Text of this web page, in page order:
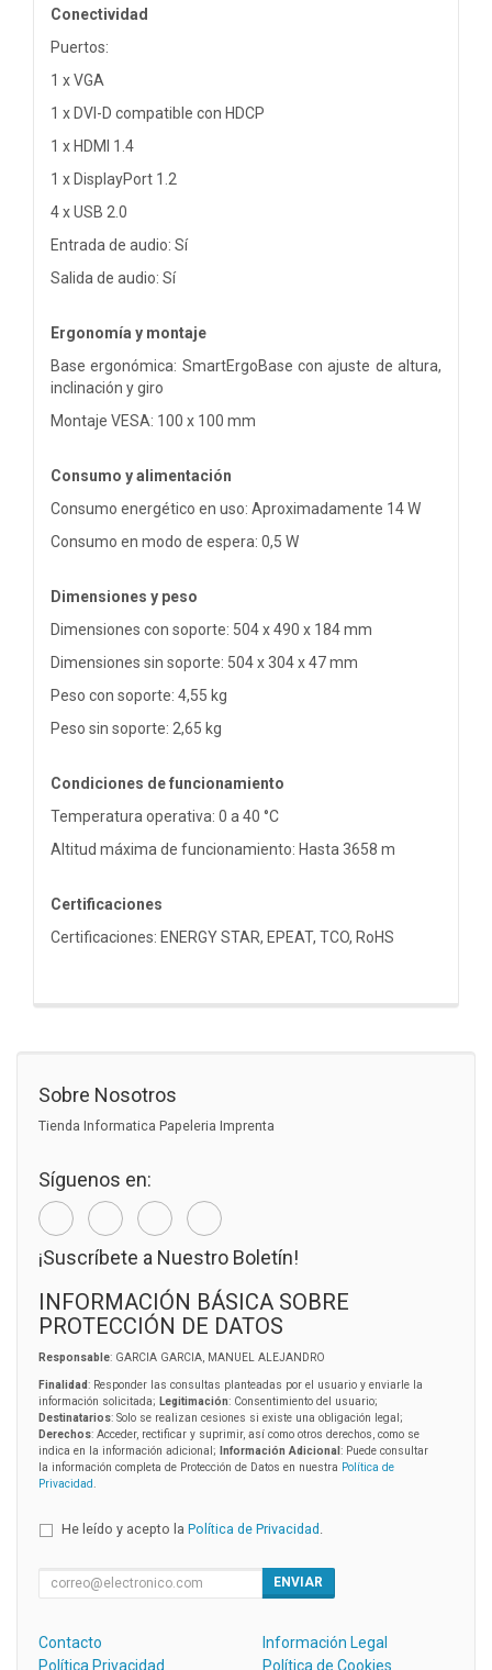
Conectividad
Puertos:
1 x VGA
1 x DVI-D compatible con HDCP
1 x HDMI 1.4
1 x DisplayPort 1.2
4 x USB 2.0
Entrada de audio: Sí
Salida de audio: Sí
Ergonomía y montaje
Base ergonómica: SmartErgoBase con ajuste de altura,
inclinación y giro
Montaje VESA: 100 x 100 mm
Consumo y alimentación
Consumo energético en uso: Aproximadamente 14 W
Consumo en modo de espera: 0,5 W
Dimensiones y peso
Dimensiones con soporte: 504 x 490 x 184 mm
Dimensiones sin soporte: 504 x 304 x 47 mm
Peso con soporte: 4,55 kg
Peso sin soporte: 2,65 kg
Condiciones de funcionamiento
Temperatura operativa: 0 a 40 °C
Altitud máxima de funcionamiento: Hasta 3658 m
Certificaciones
Certificaciones: ENERGY STAR, EPEAT, TCO, RoHS
Sobre Nosotros
Tienda Informatica Papeleria Imprenta
Síguenos en:
¡Suscríbete a Nuestro Boletín!
INFORMACIÓN BÁSICA SOBRE
PROTECCIÓN DE DATOS
Responsable: GARCIA GARCIA, MANUEL ALEJANDRO
Finalidad: Responder las consultas planteadas por el usuario y enviarle la
información solicitada; Legitimación: Consentimiento del usuario;
Destinatarios: Solo se realizan cesiones si existe una obligación legal;
Derechos: Acceder, rectificar y suprimir, así como otros derechos, como se
indica en la información adicional;
Información Adicional : Puede consultar
la información completa de Protección de Datos en nuestra Política de
Privacidad
He leído y acepto la Política de Privacidad
ENVIAR
Contacto
Información Legal
Política Privacidad
Política de Cookies